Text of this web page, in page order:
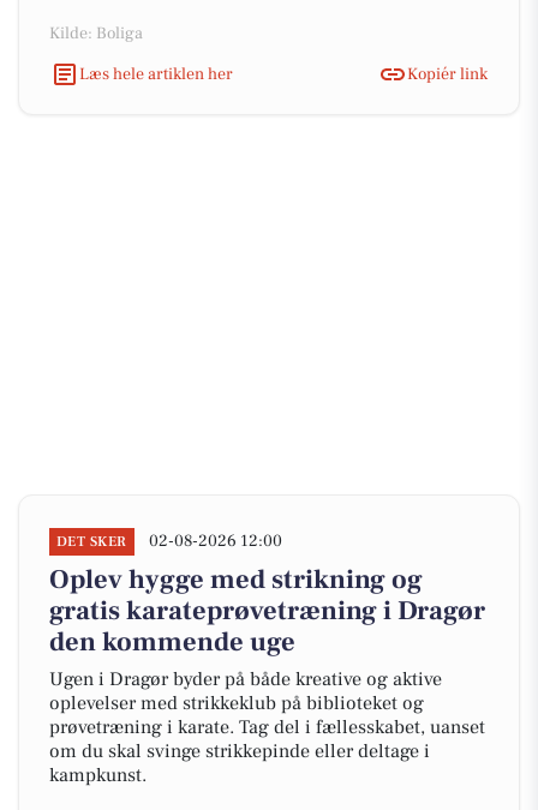
Kilde: Boliga
Læs hele artiklen her
Kopiér link
DET SKER 02-08-2026 12:00
Oplev hygge med strikning og
gratis karateprøvetræning i Dragør
den kommende uge
Ugen i Dragør byder på både kreative og aktive
oplevelser med strikkeklub på biblioteket og
prøvetræning i karate. Tag del i fællesskabet, uanset
om du skal svinge strikkepinde eller deltage i
kampkunst.